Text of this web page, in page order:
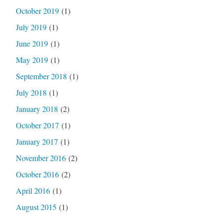
October 2019(1)
July 2019(1)
June 2019(1)
May 2019(1)
September 2018 (1)
July 2018 (1)
January 2018 (2)
October 2017 (1)
January 2017 (1)
November 2016(2)
October 2016(2)
April 2016(1)
August 2015 (1)